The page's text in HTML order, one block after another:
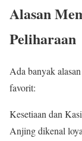
Alasan
Peliharaan
Ada banyak
favorit:
Kesetiaan dan
Anjing dikenal